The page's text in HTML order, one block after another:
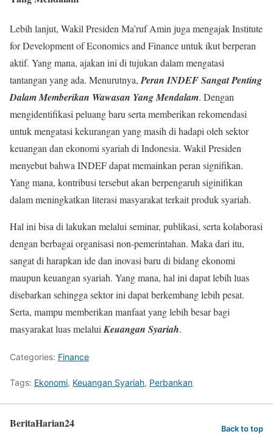
Lebih lanjut, Wakil Presiden Ma’ruf Amin juga mengajak Institute
for Development of Economics and Finance untuk ikut berperan
aktif. Yang mana, ajakan ini di tujukan dalam mengatasi
tantangan yang ada. Menurutnya, Peran INDEF Sangat Penting
Dalam Memberikan Wawasan Yang Mendalam. Dengan
mengidentifikasi peluang baru serta memberikan rekomendasi
untuk mengatasi kekurangan yang masih di hadapi oleh sektor
keuangan dan ekonomi syariah di Indonesia. Wakil Presiden
menyebut bahwa INDEF dapat memainkan peran signifikan.
Yang mana, kontribusi tersebut akan berpengaruh siginifikan
dalam meningkatkan literasi masyarakat terkait produk syariah.
Hal ini bisa di lakukan melalui seminar, publikasi, serta kolaborasi
dengan berbagai organisasi non-pemerintahan. Maka dari itu,
sangat di harapkan ide dan inovasi baru di bidang ekonomi
maupun keuangan syariah. Yang mana, hal ini dapat lebih luas
disebarkan sehingga sektor ini dapat berkembang lebih pesat.
Serta, mampu memberikan manfaat yang lebih besar bagi
masyarakat luas melalui Keuangan Syariah.
Categories: Finance
Tags: Ekonomi, Keuangan Syariah, Perbankan
BeritaHarian24 Back to top